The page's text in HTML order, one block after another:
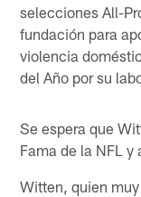
selecciones All-
fundación para
violencia
del Año por su
Se espera que
Fama de la NFL y
Witten, quien